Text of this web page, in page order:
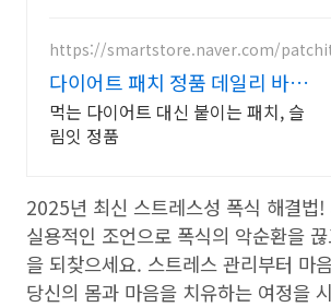
https://smartstore.naver.com/
다이어트 패치 정품 데일리 바디
케어 습관
먹는 다이어트 대신 붙이는 패치, 슬
림잇 정품
2025년 최신 스트레스성 폭식 해결법
실용적인 조언으로 폭식의 악순환을
을 되찾으세요. 스트레스 관리부터 마
당신의 몸과 마음을 치유하는 여정을